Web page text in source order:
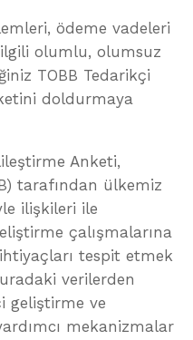
ödeme vadeleri
olumlu, olumsuz
TOBB Tedarikçi
doldurmaya
Anketi,
tarafından ülkemiz
ilişkileri ile
çalışmalarına
tespit etmek
verilerden
geliştirme ve
mekanizmalar